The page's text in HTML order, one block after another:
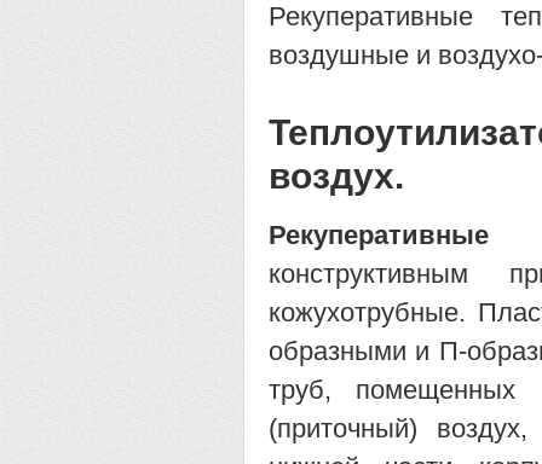
Рекуперативные
воздушные и
воздух.
Рекуперативные
конструктивным
кожухотрубные.
образными и П-
труб, помещенных
(приточный)